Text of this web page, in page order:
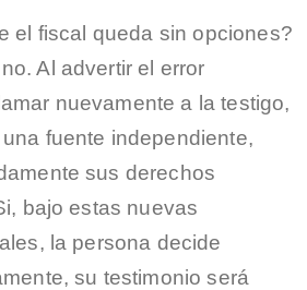
el fiscal queda sin opciones?
Al advertir el error
nuevamente a la testigo,
fuente independiente,
sus derechos
bajo estas nuevas
la persona decide
su testimonio será